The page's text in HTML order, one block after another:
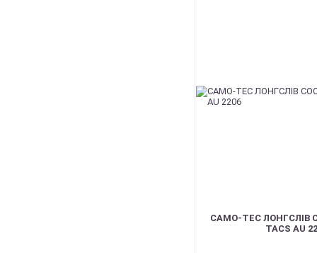
CAMO-TEC ЛОНГСЛІВ
TACS AU